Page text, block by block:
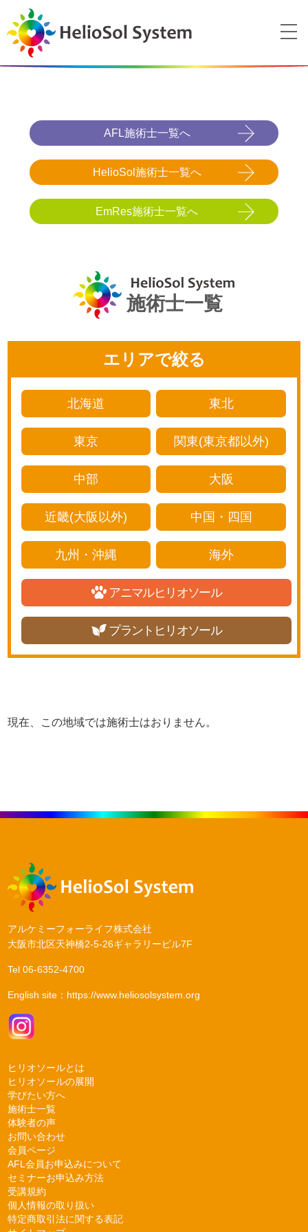
AFL施術士一覧へ
HelioSol施術士一覧へ
EmRes施術士一覧へ
施術士一覧
エリアで絞る
北海道 東北
東京 関東(東京都以外)
中部 大阪
近畿(大阪以外) 中国・四国
九州・沖縄 海外
アニマルヒリオソール
プラントヒリオソール
現在、この地域では施術士はおりません。
アルケミーフォーライフ株式会社
大阪市北区天神橋2-5-26ギャラリービル7F
Tel06-6352-4700
English site： https://www.heliosolsystem.org
ヒリオソールとは
ヒリオソールの展開
学びたい方へ
施術士一覧
体験者の声
お問い合わせ
会員ページ
AFL会員お申込みについて
セミナーお申込み方法
受講規約
個人情報の取り扱い
特定商取引法に関する表記